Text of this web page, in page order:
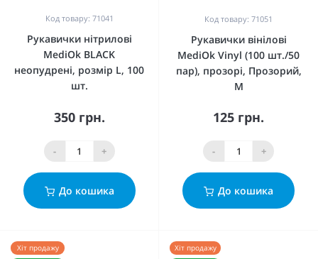
Код товару: 71041
Рукавички нітрилові
MediOk BLACK
неопудрені, розмір L, 100
шт.
350 грн.
- +
До кошика
Код товару: 71051
Рукавички вінілові
MediOk Vinyl (100 шт./50
пар), прозорі, Прозорий,
M
125 грн.
- +
До кошика
Хіт продажу
Хіт продажу